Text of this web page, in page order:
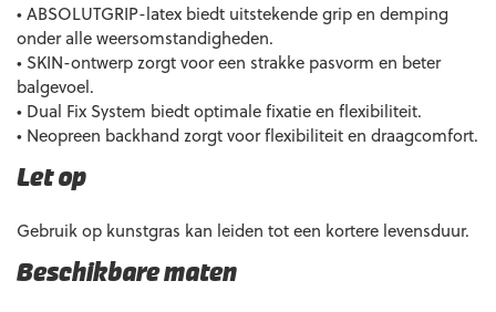
• ABSOLUTGRIP-latex biedt uitstekende grip en demping
onder alle weersomstandigheden.
• SKIN-ontwerp zorgt voor een strakke pasvorm en beter
balgevoel.
• Dual Fix System biedt optimale fixatie en flexibiliteit.
• Neopreen backhand zorgt voor flexibiliteit en draagcomfort.
Let op
Gebruik op kunstgras kan leiden tot een kortere levensduur.
Beschikbare maten